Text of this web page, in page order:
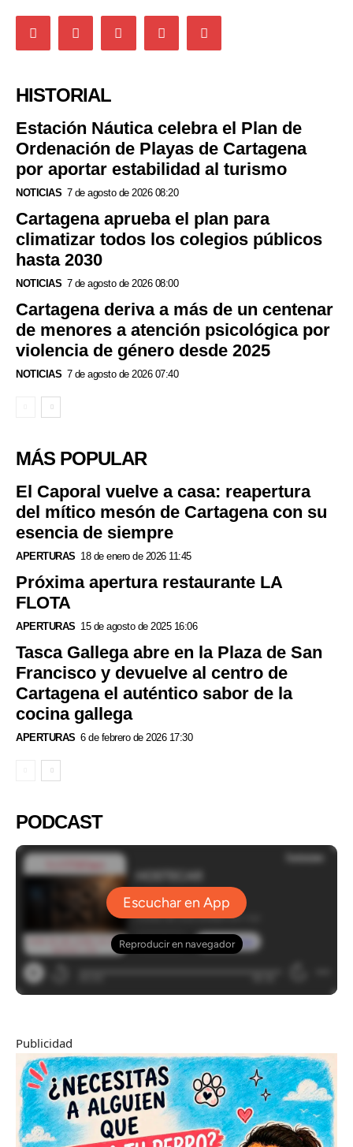
HISTORIAL
Estación Náutica celebra el Plan de
Ordenación de Playas de Cartagena
por aportar estabilidad al turismo
NOTICIAS 7 de agosto de 2026 08:20
Cartagena aprueba el plan para
climatizar todos los colegios públicos
hasta 2030
NOTICIAS 7 de agosto de 2026 08:00
Cartagena deriva a más de un centenar
de menores a atención psicológica por
violencia de género desde 2025
NOTICIAS 7 de agosto de 2026 07:40
MÁS POPULAR
El Caporal vuelve a casa: reapertura
del mítico mesón de Cartagena con su
esencia de siempre
APERTURAS 18 de enero de 2026 11:45
Próxima apertura restaurante LA
FLOTA
APERTURAS 15 de agosto de 2025 16:06
Tasca Gallega abre en la Plaza de San
Francisco y devuelve al centro de
Cartagena el auténtico sabor de la
cocina gallega
APERTURAS 6 de febrero de 2026 17:30
PODCAST
Publicidad